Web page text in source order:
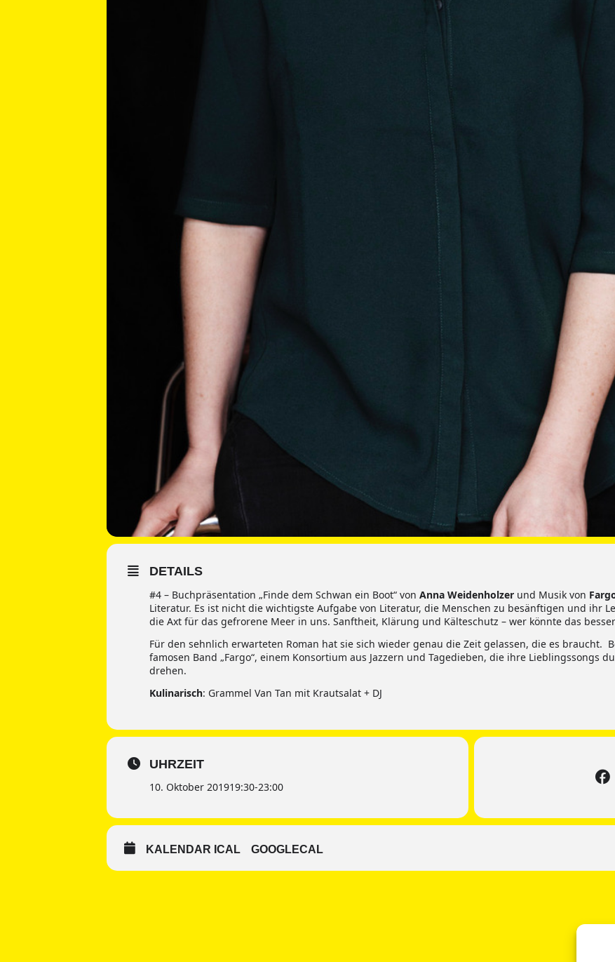
DETAILS
#4 – Buchpräsentation „Finde dem Schwan ein Boot“ von Anna Weidenholzer und Musik von
Literatur. Es ist nicht die wichtigste Aufgabe von Literatur, die Menschen zu besänftigen und ihr
die Axt für das gefrorene Meer in uns. Sanftheit, Klärung und Kälteschutz – wer könnte das
Für den sehnlich erwarteten Roman hat sie sich wieder genau die Zeit gelassen, die es braucht.
famosen Band „Fargo“, einem Konsortium aus Jazzern und Tagedieben, die ihre Lieblingssongs
drehen.
Kulinarisch: Grammel Van Tan mit Krautsalat + DJ
UHRZEIT
10. Oktober 201919:30-23:00
KALENDAR ICAL GOOGLECAL